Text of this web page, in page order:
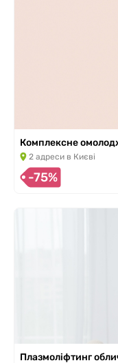
Комплексне
2 адреси в Києві
-75%
Плазмоліфтинг